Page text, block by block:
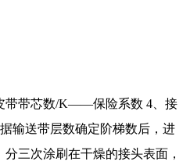
带带芯数/K——保险系数 4、接
输送带层数确定阶梯数后，进
三次涂刷在干燥的接头表面，